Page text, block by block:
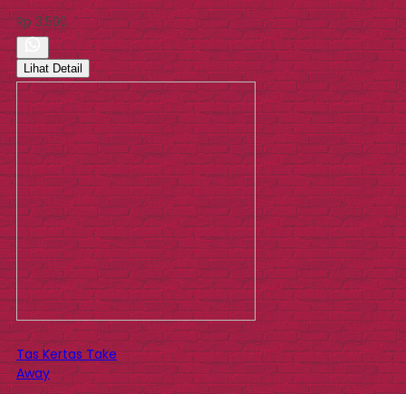
Rp 3.500
Lihat Detail
Tas Kertas Take
Away